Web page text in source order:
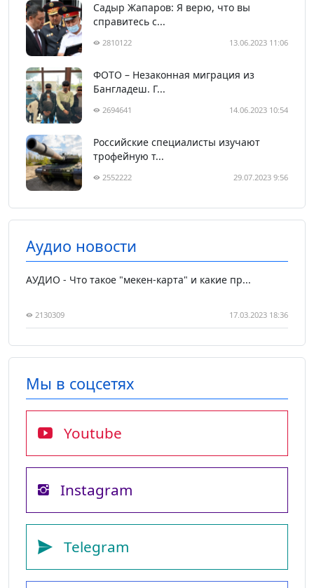
Садыр Жапаров: Я верю, что вы
справитесь с...
2810122 13.06.2023 11:06
ФОТО – Незаконная миграция из
Бангладеш. Г...
2694641 14.06.2023 10:54
Российские специалисты изучают
трофейную т...
2552222 29.07.2023 9:56
Аудио новости
АУДИО - Что такое "мекен-карта" и какие пр...
2130309 17.03.2023 18:36
Мы в соцсетях
Youtube
Instagram
Telegram